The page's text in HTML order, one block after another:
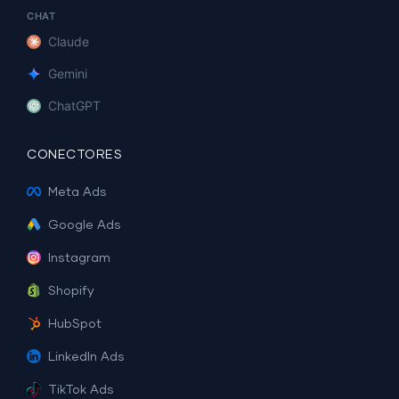
CHAT
Claude
Gemini
ChatGPT
CONECTORES
Meta Ads
Google Ads
Instagram
Shopify
HubSpot
LinkedIn Ads
TikTok Ads